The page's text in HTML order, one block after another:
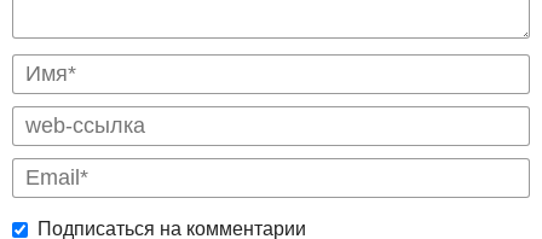
Подписаться на комментарии